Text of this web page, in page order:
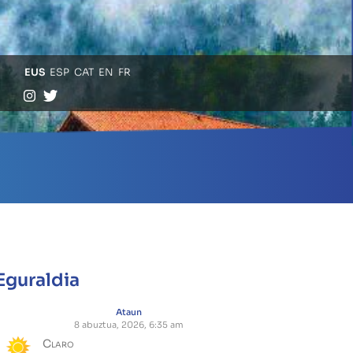
EUS ESP CAT EN FR
Ataun
8 abuztua, 2026, 6:35 am
Claro